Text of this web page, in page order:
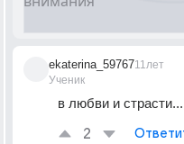
ekaterina_59767
Ученик
11лет
в любви и
2